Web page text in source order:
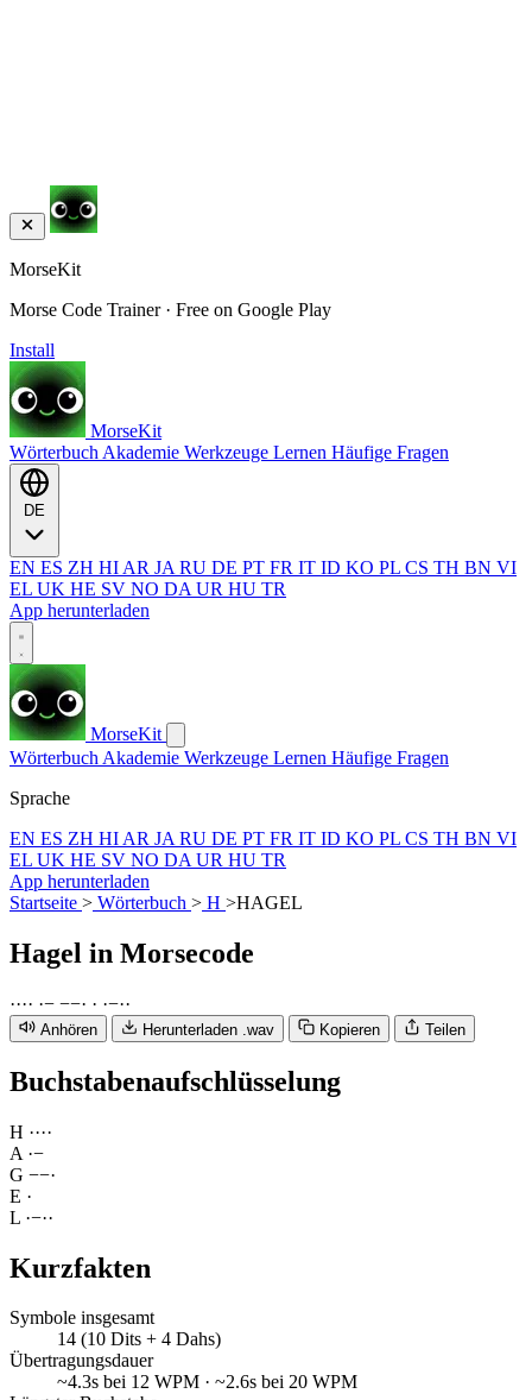
MorseKit
Morse Code Trainer · Free on Google Play
Install
MorseKit
Wörterbuch Akademie Werkzeuge Lernen Häufige Fragen
EN ES ZH HI AR JA RU DE PT FR IT ID KO PL CS TH BN VI
EL UK HE SV NO DA UR HU TR
App herunterladen
MorseKit
Wörterbuch Akademie Werkzeuge Lernen Häufige Fragen
Sprache
EN ES ZH HI AR JA RU DE PT FR IT ID KO PL CS TH BN VI
EL UK HE SV NO DA UR HU TR
App herunterladen
Startseite > Wörterbuch > H >HAGEL
Hagel in Morsecode
···· ·− −−· · ·−··
Anhören Herunterladen .wav Kopieren Teilen
Buchstabenaufschlüsselung
H ····
A ·−
G −−·
E ·
L ·−··
Kurzfakten
Symbole insgesamt
14 (10 Dits + 4 Dahs)
Übertragungsdauer
~4.3s bei 12 WPM · ~2.6s bei 20 WPM